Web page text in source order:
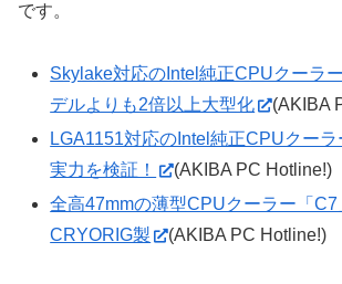
です。
Skylake対応のIntel純正CPUクーラ
デルよりも2倍以上大型化
(AKIBA
LGA1151対応のIntel純正CPUクー
実力を検証！
(AKIBA PC Hotline!)
全高47mmの薄型CPUクーラー「C7
CRYORIG製
(AKIBA PC Hotline!)